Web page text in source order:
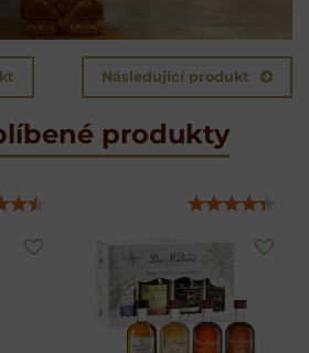
Následující produkt
produkty